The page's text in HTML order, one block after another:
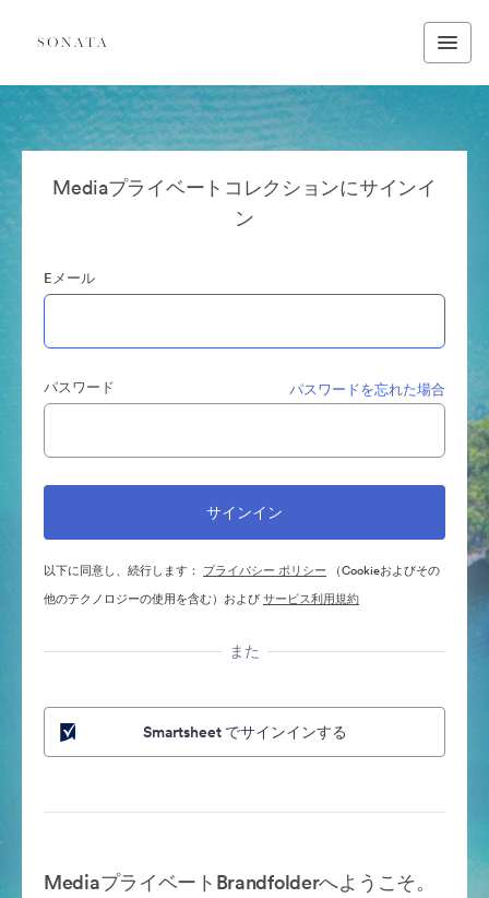
Mediaプライベートコレクションにサインイ
ン
Eメール
パスワード パスワードを忘れた場合
以下に同意し、続行します： プライバシー ポリシー （Cookieおよびその
他のテクノロジーの使用を含む）およびサービス利用規約
また
Smartsheet でサインインする
MediaプライベートBrandfolderへようこそ。